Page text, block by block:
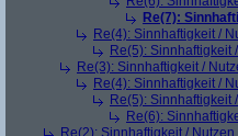
Re(7):
Re(4): Sinnhaftigkeit /
Re(5): Sinnhaftigkeit
Re(3): Sinnhaftigkeit /
Re(4): Sinnhaftigkeit /
Re(5): Sinnhaftigkeit
Re(6):
Re(2): Sinnhaftigkeit /